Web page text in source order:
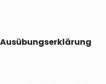
Ausübungserklärung